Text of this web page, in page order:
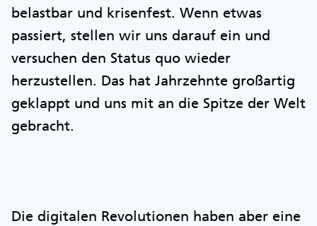
belastbar und krisenfest. Wenn etwas
passiert, stellen wir uns darauf ein und
versuchen den Status quo wieder
herzustellen. Das hat Jahrzehnte großartig
geklappt und uns mit an die Spitze der Welt
gebracht.
Die digitalen Revolutionen haben aber eine